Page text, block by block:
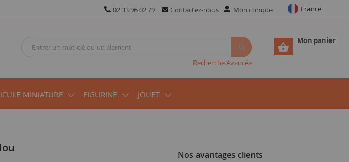
02 33 96 02 79 Contactez-nous Mon compte France
Mon panier
Recherche Avancée
MINIATURE FIGURINE JOUET
Nos avantages clients